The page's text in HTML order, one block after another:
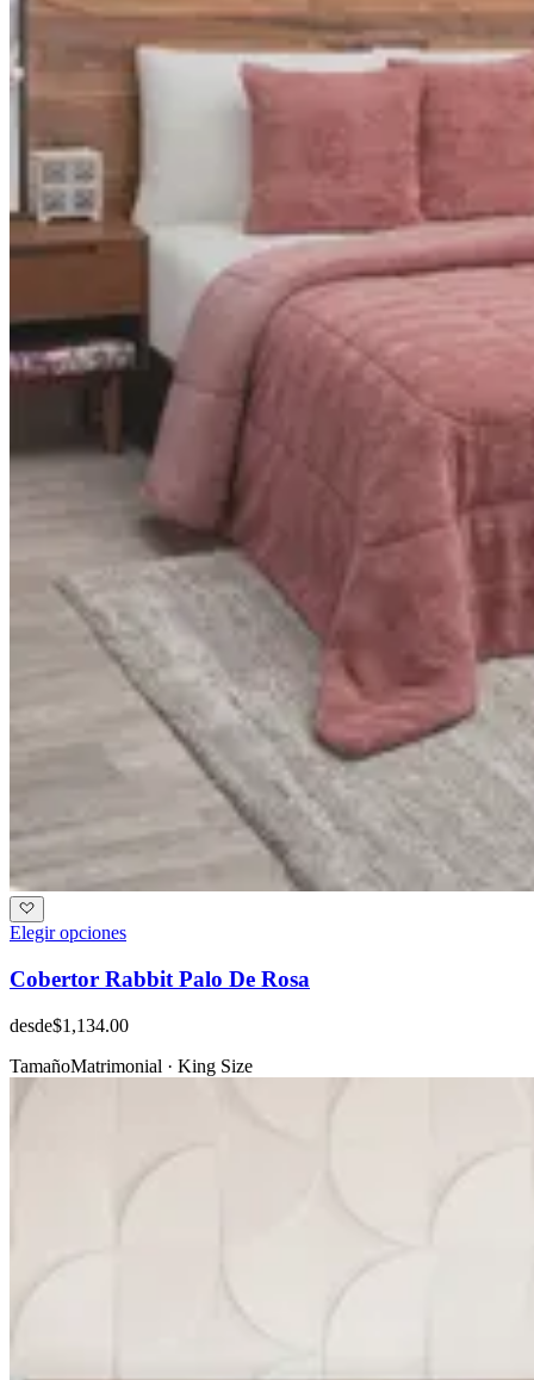
Elegir opciones
Cobertor Rabbit Palo De Rosa
desde$1,134.00
TamañoMatrimonial · King Size